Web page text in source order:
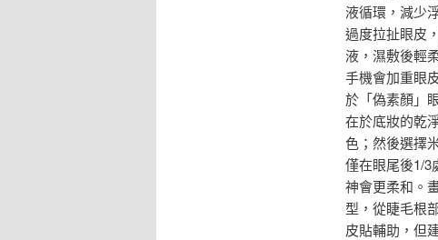
液循環，減少
過度拉扯眼皮
液，濕敷後輕
手機會加重眼
於「偽素顏」
在於底妝的乾
色；然後選擇
僅在眼尾後1/3
神會更柔和。
型，從睫毛根
皮貼輔助，但